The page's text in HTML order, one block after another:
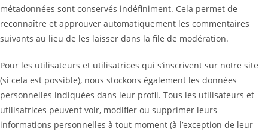
métadonnées sont conservés indéfiniment. Cela permet de
reconnaître et approuver automatiquement les commentaires
suivants au lieu de les laisser dans la file de modération.
Pour les utilisateurs et utilisatrices qui s’inscrivent sur notre site
(si cela est possible), nous stockons également les données
personnelles indiquées dans leur profil. Tous les utilisateurs et
utilisatrices peuvent voir, modifier ou supprimer leurs
informations personnelles à tout moment (à l’exception de leur